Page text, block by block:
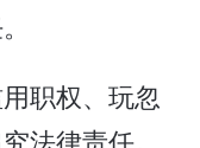
职权、玩忽